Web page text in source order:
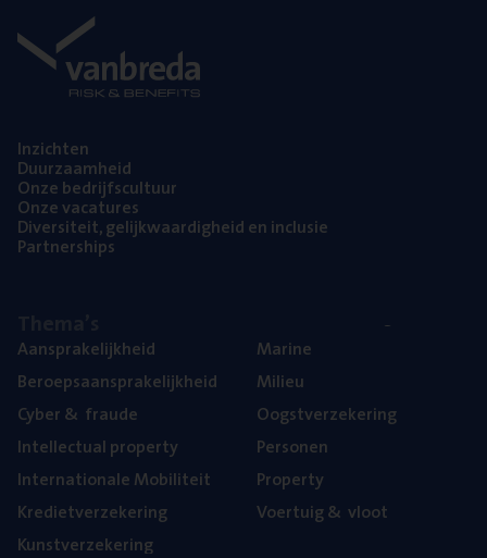
Inzich­ten
Duur­zaam­heid
Onze bedrijfs­cul­tuur
Onze vaca­tu­res
Diver­si­teit, gelijk­waar­dig­heid en inclusie
Part­ner­ships
Aan­spra­ke­lijk­heid
Beroeps­aan­spra­ke­lijk­heid
Cyber& fraude
Intel­lec­tu­al property
Inter­na­ti­o­na­le Mobiliteit
Kre­diet­ver­ze­ke­ring
Kunst­ver­ze­ke­ring
Mari­ne
Mili­eu
Oogst­ver­ze­ke­ring
Per­so­nen
Pro­per­ty
Voer­tuig& vloot